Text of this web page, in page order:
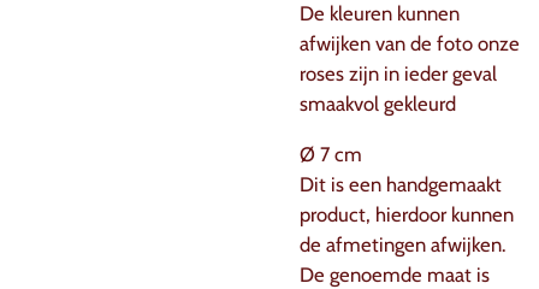
De kleuren kunnen
afwijken van de foto onze
roses zijn in ieder geval
smaakvol gekleurd
Ø 7 cm
Dit is een handgemaakt
product, hierdoor kunnen
de afmetingen afwijken.
De genoemde maat is